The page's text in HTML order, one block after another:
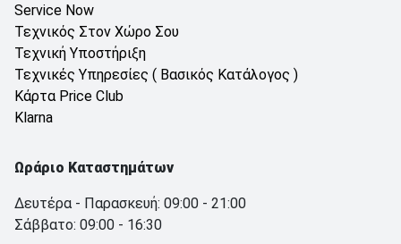
Service Now
Τεχνικός Στον Χώρο Σου
Τεχνική Υποστήριξη
Τεχνικές Υπηρεσίες ( Βασικός Κατάλογος )
Κάρτα Price Club
Klarna
Ωράριο Καταστημάτων
Δευτέρα - Παρασκευή: 09:00 - 21:00
Σάββατο: 09:00 - 16:30